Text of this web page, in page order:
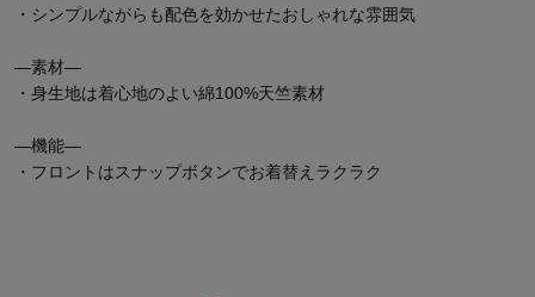
・シンプルながらも配色を効かせたおしゃれな雰囲気
―素材―
・身生地は着心地のよい綿100%天竺素材
―機能―
・フロントはスナップボタンでお着替えラクラク